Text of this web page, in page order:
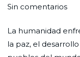
Redaccion
Nueva
el
de
junio
en
Sin comentariosen
La humanidad
la paz, el